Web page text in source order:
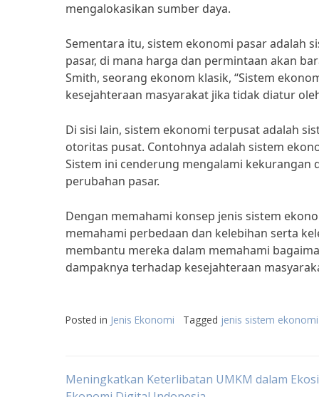
mengalokasikan sumber daya.
Sementara itu, sistem ekonomi pasar adalah
pasar, di mana harga dan permintaan akan
Smith, seorang ekonom klasik, “Sistem
kesejahteraan masyarakat jika tidak diatur
Di sisi lain, sistem ekonomi terpusat adalah
otoritas pusat. Contohnya adalah sistem
Sistem ini cenderung mengalami kekurangan
perubahan pasar.
Dengan memahami konsep jenis sistem
memahami perbedaan dan kelebihan serta
membantu mereka dalam memahami
dampaknya terhadap kesejahteraan
Posted in Jenis Ekonomi Tagged jenis sistem
Post
Meningkatkan Keterlibatan UMKM dalam